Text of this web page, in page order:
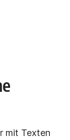
mit Texten